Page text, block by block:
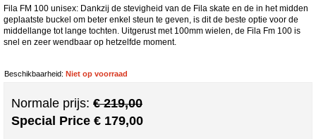
Fila FM 100 unisex: Dankzij de stevigheid van de Fila skate en de in het midden
geplaatste buckel om beter enkel steun te geven, is dit de beste optie voor de
middellange tot lange tochten. Uitgerust met 100mm wielen, de Fila Fm 100 is
snel en zeer wendbaar op hetzelfde moment.
Beschikbaarheid: Niet op voorraad
Normale prijs: € 219,00
Special Price € 179,00